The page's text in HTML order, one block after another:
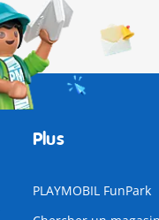
Plus
PLAYMOBIL FunPark